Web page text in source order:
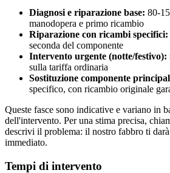
Diagnosi e riparazione base: 80-
manodopera e primo ricambio
Riparazione con ricambi specifici:
seconda del componente
Intervento urgente (notte/festivo):
sulla tariffa ordinaria
Sostituzione componente
specifico, con ricambio originale
Queste fasce sono indicative e variano in
dell'intervento. Per una stima precisa,
descrivi il problema: il nostro fabbro ti
immediato.
Tempi di intervento